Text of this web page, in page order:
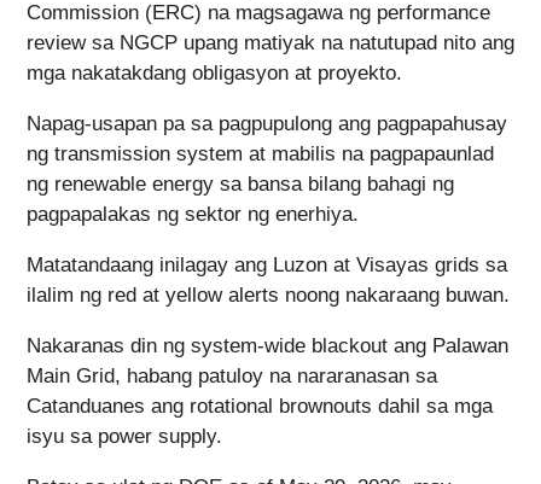
Commission (ERC) na magsagawa ng performance
review sa NGCP upang matiyak na natutupad nito ang
mga nakatakdang obligasyon at proyekto.
Napag-usapan pa sa pagpupulong ang pagpapahusay
ng transmission system at mabilis na pagpapaunlad
ng renewable energy sa bansa bilang bahagi ng
pagpapalakas ng sektor ng enerhiya.
Matatandaang inilagay ang Luzon at Visayas grids sa
ilalim ng red at yellow alerts noong nakaraang buwan.
Nakaranas din ng system-wide blackout ang Palawan
Main Grid, habang patuloy na nararanasan sa
Catanduanes ang rotational brownouts dahil sa mga
isyu sa power supply.